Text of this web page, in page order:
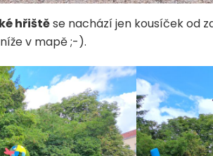
hřištěse nachází jen kousíček od
v mapě ;-).